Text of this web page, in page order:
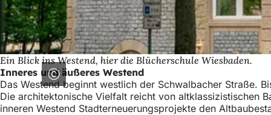
Ein Blick ins Westend, hier die Blücherschule Wiesbaden.
Inneres und äußeres Westend
Das Westend beginnt westlich der Schwalbacher Straße.
Die architektonische Vielfalt reicht von altklassizistischen
inneren Westend Stadterneuerungsprojekte den